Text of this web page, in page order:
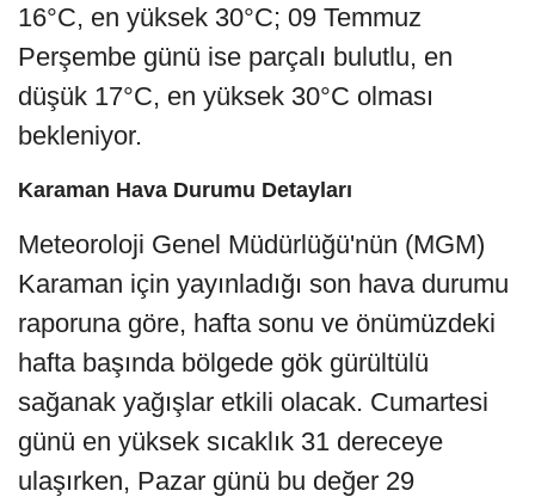
16°C, en yüksek 30°C; 09 Temmuz
Perşembe günü ise parçalı bulutlu, en
düşük 17°C, en yüksek 30°C olması
bekleniyor.
Karaman Hava Durumu Detayları
Meteoroloji Genel Müdürlüğü'nün (MGM)
Karaman için yayınladığı son hava durumu
raporuna göre, hafta sonu ve önümüzdeki
hafta başında bölgede gök gürültülü
sağanak yağışlar etkili olacak. Cumartesi
günü en yüksek sıcaklık 31 dereceye
ulaşırken, Pazar günü bu değer 29